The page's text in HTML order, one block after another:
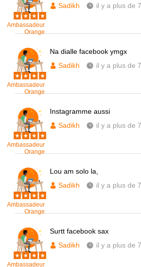
Ambassadeur
Orange
Sadikh
il y a plus de
Ambassadeur
Orange
Na dialle facebook ymgx
Sadikh
il y a plus de
Ambassadeur
Orange
Instagramme aussi
Sadikh
il y a plus de
Ambassadeur
Orange
Lou am solo la,
Sadikh
il y a plus de
Ambassadeur
Surtt facebook sax
Sadikh
il y a plus de